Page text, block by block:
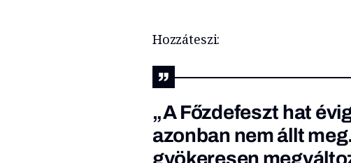
Hozzáteszi:
„A Főzdefeszt hat
azonban nem állt
gyökeresen